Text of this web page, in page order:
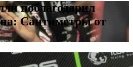
поблагодарил
Сантиметры от